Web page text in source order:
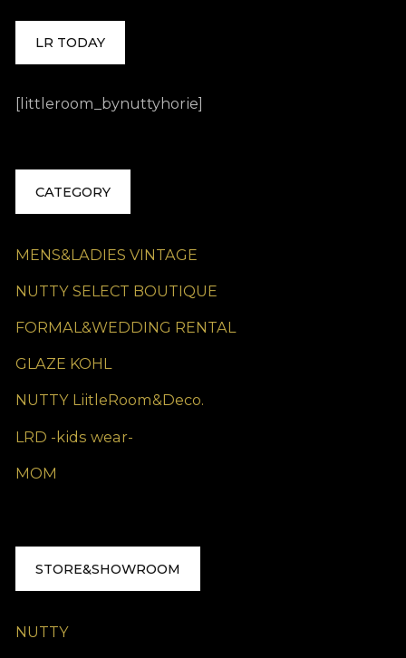
LR TODAY
[littleroom_bynuttyhorie]
CATEGORY
MENS&LADIES VINTAGE
NUTTY SELECT BOUTIQUE
FORMAL&WEDDING RENTAL
GLAZE KOHL
NUTTY LiitleRoom&Deco.
LRD -kids wear-
MOM
STORE&SHOWROOM
NUTTY